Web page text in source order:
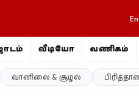
வீடியோ வணிகம்
வானிலை & சூழல்